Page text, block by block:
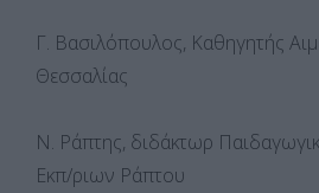
Γ. Βασιλόπουλος, Καθηγητής
Θεσσαλίας
Ν. Ράπτης, διδάκτωρ
Εκπ/ριων Ράπτου